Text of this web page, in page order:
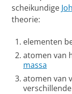
scheikundige
theorie:
elementen
atomen van
massa
atomen van